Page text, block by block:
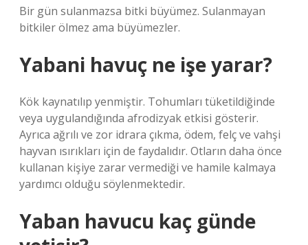
Bir gün sulanmazsa bitki büyümez. Sulanmayan
bitkiler ölmez ama büyümezler.
Yabani havuç ne işe yarar?
Kök kaynatılıp yenmiştir. Tohumları tüketildiğinde
veya uygulandığında afrodizyak etkisi gösterir.
Ayrıca ağrılı ve zor idrara çıkma, ödem, felç ve vahşi
hayvan ısırıkları için de faydalıdır. Otların daha önce
kullanan kişiye zarar vermediği ve hamile kalmaya
yardımcı olduğu söylenmektedir.
Yaban havucu kaç günde